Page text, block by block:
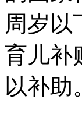
周岁以
育儿补
以补助